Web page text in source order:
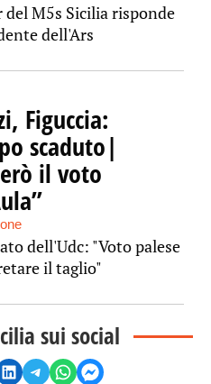
del M5s Sicilia risponde
dell'Ars
Figuccia:
scaduto|
il voto
dell'Udc: "Voto palese
il taglio"
sui social